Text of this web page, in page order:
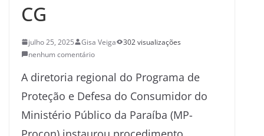
CG
julho 25, 2025 Gisa Veiga
302 visualizações
nenhum comentário
A diretoria regional do Programa de
Proteção e Defesa do Consumidor do
Ministério Público da Paraíba (MP-